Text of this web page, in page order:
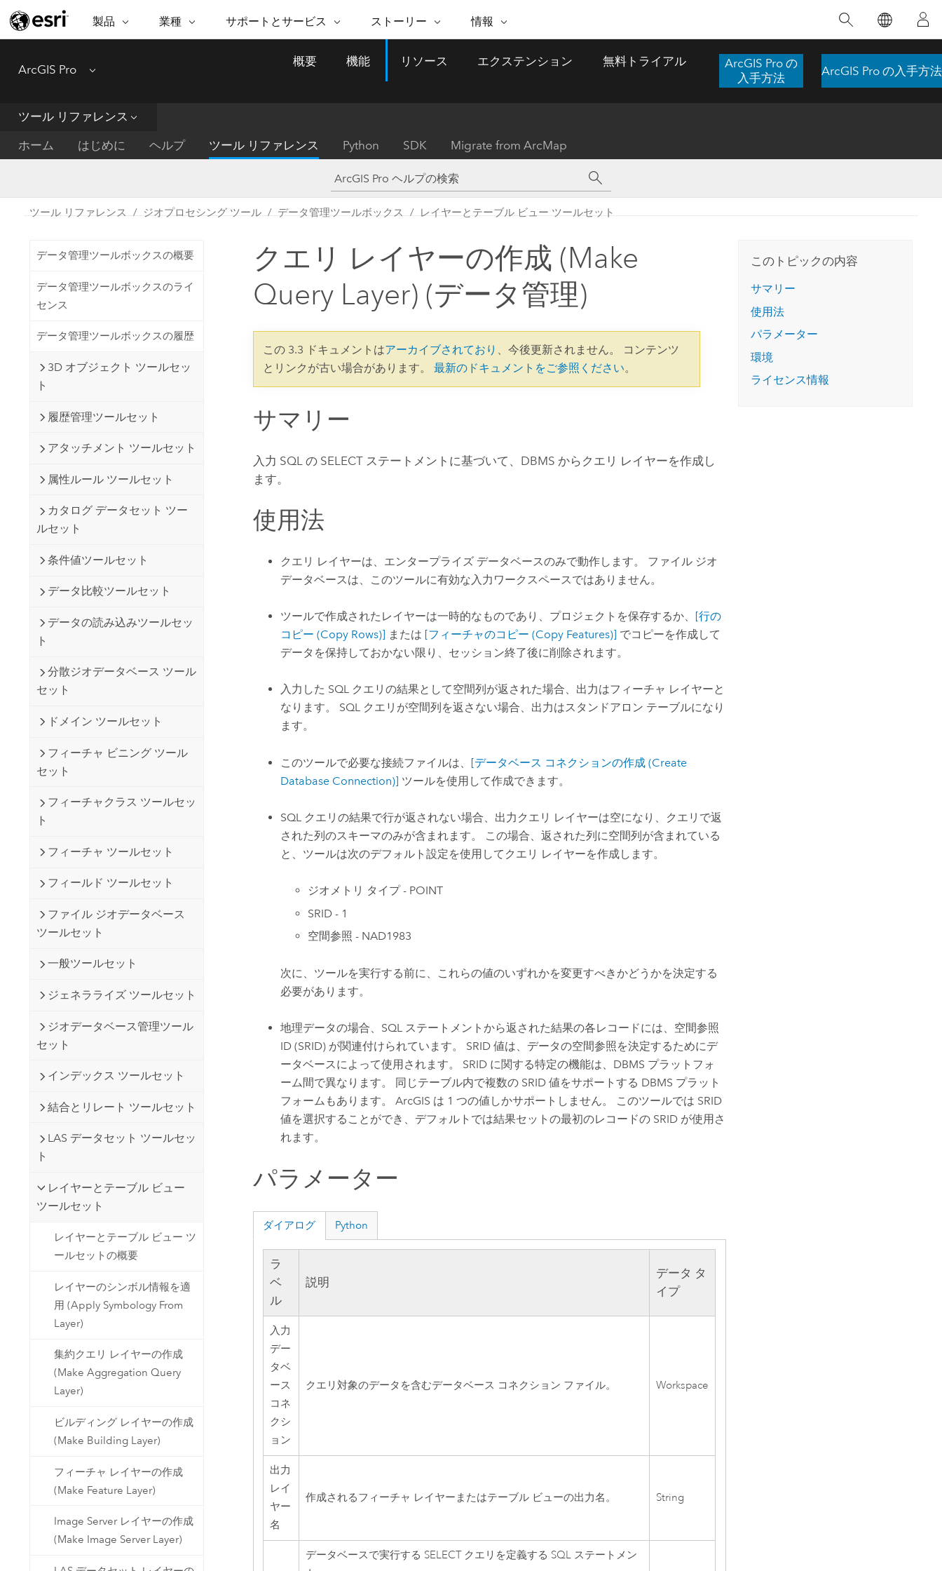
製品
ARCGIS
ArcGIS Online
完全な SaaS マッピング プラット
ArcGIS Enterprise
テム
マッピング &amp; 空間解析アプリ
機能
位置情報を分析に活用
空間データの統合、編集、共有
Esri ストア
Esri の ArcGIS 製品
られています。 技術がどのようなものかを
ブ マップを試したり、製品の機能を調べた
ArcGIS Pro の詳細
業種
業種
自然保護
公共エネルギー
地方自治体
持続可能な開発
電気通信
交通機関
注目のイニシアティブ
インフラストラクチャ管理
GIS を活用して、最新の強靱で持続可能な未
的アプローチは、インフラストラクチャ プ
ロジェクトが周囲の環境とどのように関連
しているかをリーダーが理解するのに役立
ちます。
インフラストラクチャ管理の探索
サポートとサービス
サポートとサービス セルフサービス
ArcGIS ブログ
ドキュメント
My Esri
するために使用される空間統計技術を探索
コースを探索
ストーリー
ESRI ストーリー
Esri ブログ
実世界のグローバルな GIS
技術革新
Esri と The Science of Where
ー リーダーの声
ArcNews
業界ニュースと ArcGIS 更
すべてのストーリー
リケーションを構築し、重要な救助活動を
ストーリーを読む
情報
ESRI について
パートナー
採用情報
メディアおよびアナリスト関
Esri に連絡
イノベーションへの取り
組み
ーメーション
注目
ArcGIS Pro Menu
概要 機能 リソース エクステンション 無料トライアル
ArcGIS Pro の
入手方法
ArcGIS Pro の入手方法
ツール リファレンス
ホーム はじめに ヘルプ ツール リファレンス Python SDK Migrate from ArcMap
ツール リファレンス ジオプロセシング ツール データ管理ツールボックス レイヤーとテーブル ビュー ツールセット
データ管理ツールボックスの概要
データ管理ツールボックスのライ
センス
データ管理ツールボックスの履歴
3D オブジェクト ツールセッ
ト
履歴管理ツールセット
アタッチメント ツールセット
属性ルール ツールセット
カタログ データセット ツー
ルセット
条件値ツールセット
データ比較ツールセット
データの読み込みツールセッ
ト
分散ジオデータベース ツール
セット
ドメイン ツールセット
フィーチャ ビニング ツール
セット
フィーチャクラス ツールセッ
ト
フィーチャ ツールセット
フィールド ツールセット
ファイル ジオデータベース
ツールセット
一般ツールセット
ジェネラライズ ツールセット
ジオデータベース管理ツール
セット
インデックス ツールセット
結合とリレート ツールセット
LAS データセット ツールセッ
ト
レイヤーとテーブル ビュー
ツールセット
レイヤーとテーブル ビュー ツ
ールセットの概要
レイヤーのシンボル情報を適
用 (Apply Symbology From
Layer)
集約クエリ レイヤーの作成
(Make Aggregation Query
Layer)
ビルディング レイヤーの作成
(Make Building Layer)
フィーチャ レイヤーの作成
(Make Feature Layer)
Image Server レイヤーの作成
(Make Image Server Layer)
クエリ レイヤーの作成 (Make
Query Layer) (データ管理)
この 3.3 ドキュメントはアーカイブされており 、今後更新されません。 コンテンツ
とリンクが古い場合があります。最新のドキュメントをご参照ください。
サマリー
入力 SQL の SELECT ステートメントに基づいて、DBMS からクエリ レイヤーを作成し
ます。
使用法
クエリ レイヤーは、エンタープライズ データベースのみで動作します。 ファイル ジオ
データベースは、このツールに有効な入力ワークスペースではありません。
ツールで作成されたレイヤーは一時的なものであり、プロジェクトを保存するか、 [行の
コピー (Copy Rows)] または [フィーチャのコピー (Copy Features)] でコピーを作成して
データを保持しておかない限り、セッション終了後に削除されます。
入力した SQL クエリの結果として空間列が返された場合、出力はフィーチャ レイヤーと
なります。 SQL クエリが空間列を返さない場合、出力はスタンドアロン テーブルになり
ます。
このツールで必要な接続ファイルは、 [データベース コネクションの作成 (Create
Database Connection)] ツールを使用して作成できます。
SQL クエリの結果で行が返されない場合、出力クエリ レイヤーは空になり、クエリで返
された列のスキーマのみが含まれます。 この場合、返された列に空間列が含まれている
と、ツールは次のデフォルト設定を使用してクエリ レイヤーを作成します。
ジオメトリ タイプ - POINT
SRID - 1
空間参照 - NAD1983
次に、ツールを実行する前に、これらの値のいずれかを変更すべきかどうかを決定する
必要があります。
地理データの場合、SQL ステートメントから返された結果の各レコードには、空間参照
ID (SRID) が関連付けられています。 SRID 値は、データの空間参照を決定するためにデ
ータベースによって使用されます。 SRID に関する特定の機能は、DBMS プラットフォ
ーム間で異なります。 同じテーブル内で複数の SRID 値をサポートする DBMS プラット
フォームもあります。 ArcGIS は 1 つの値しかサポートしません。 このツールでは SRID
値を選択することができ、デフォルトでは結果セットの最初のレコードの SRID が使用さ
れます。
パラメーター
ダイアログ Python
ラ
ベ
ル
説明
データ タ
イプ
入力
デー
タベ
ース
コネ
クシ
ョン
クエリ対象のデータを含むデータベース コネクション ファイル。 Workspace
出力
レイ
ヤー
名
作成されるフィーチャ レイヤーまたはテーブル ビューの出力名。 String
データベースで実行する SELECT クエリを定義する SQL ステートメン
このトピックの内容
サマリー
使用法
パラメーター
環境
ライセンス情報